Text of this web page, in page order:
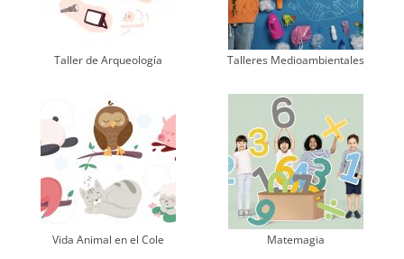
Taller de Arqueología Talleres Medioambientales
Vida Animal en el Cole Matemagia